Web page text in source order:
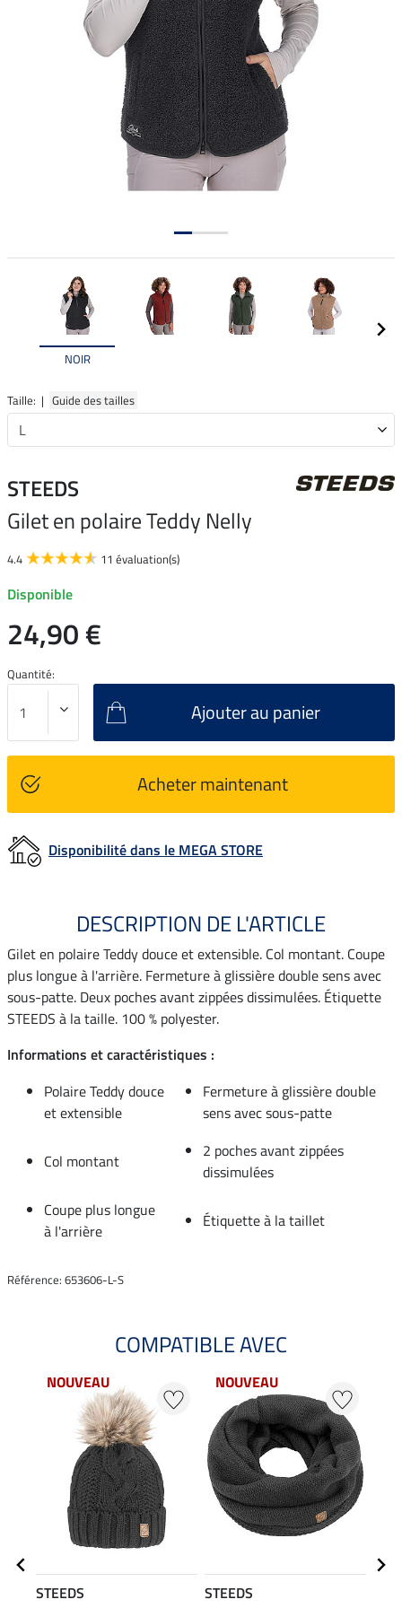
NOIR
Taille: | Guide des tailles
STEEDS
Gilet en polaire Teddy Nelly
4.4 11 évaluation(s)
Disponible
24,90 €
Quantité:
Ajouter au panier
Acheter maintenant
Disponibilité dans le MEGA STORE
DESCRIPTION DE L'ARTICLE
Gilet en polaire Teddy douce et extensible. Col montant. Coupe
plus longue à l'arrière. Fermeture à glissière double sens avec
sous-patte. Deux poches avant zippées dissimulées. Étiquette
STEEDS à la taille. 100 % polyester.
Informations et caractéristiques :
Polaire Teddy douce
et extensible
Fermeture à glissière double
sens avec sous-patte
Col montant
2 poches avant zippées
dissimulées
Coupe plus longue
à l'arrière
Étiquette à la taillet
Référence: 653606-L-S
COMPATIBLE AVEC
NOUVEAU
STEEDS
NOUVEAU
STEEDS